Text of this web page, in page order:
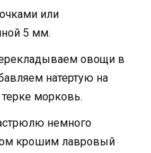
или
5 мм.
овощи в
натертую на
морковь.
немного
крошим лавровый